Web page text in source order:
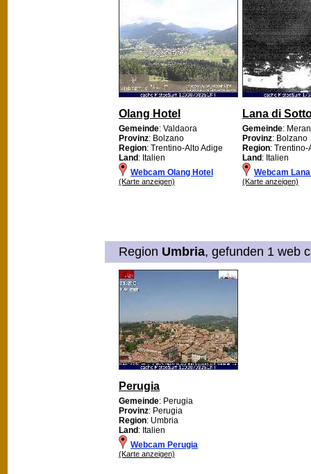
Olang Hotel
Gemeinde: Valdaora
Provinz: Bolzano
Region: Trentino-Alto Adige
Land: Italien
Webcam Olang Hotel
(Karte anzeigen)
Lana di
Gemeinde:
Provinz: Bolzano
Region: Trentino-
Land: Italien
Webcam
(Karte anzeigen)
Region Umbria, gefunden 1 web
Perugia
Gemeinde: Perugia
Provinz: Perugia
Region: Umbria
Land: Italien
Webcam Perugia
(Karte anzeigen)